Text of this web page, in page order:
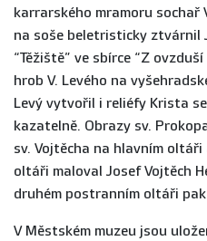
karrarského mramoru sochař
na soše beletristicky ztvárnil
“Těžiště” ve sbírce “Z
hrob V. Levého na
Levý vytvořil i reliéfy Krista
kazatelně. Obrazy sv.
sv. Vojtěcha na hlavním
oltáři maloval Josef Vojtěch
druhém postranním oltáři pak
V Městském muzeu jsou